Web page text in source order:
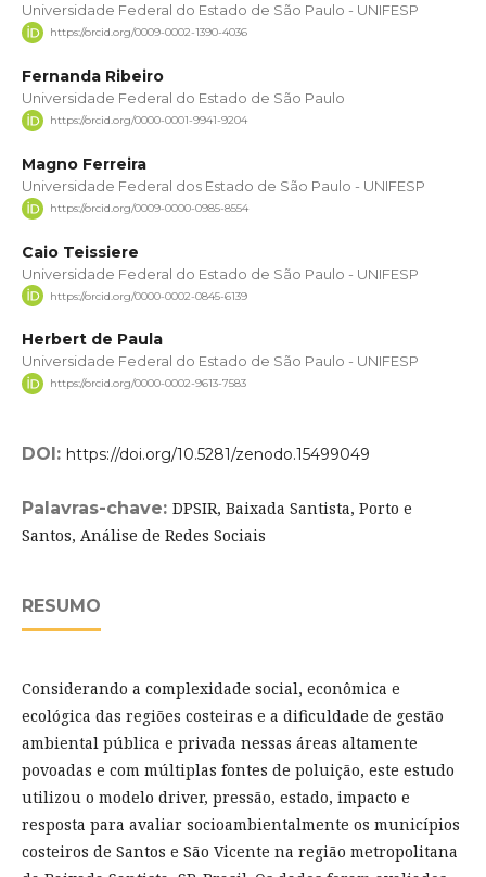
Universidade Federal do Estado de São Paulo - UNIFESP
https://orcid.org/0009-0002-1390-4036
Fernanda Ribeiro
Universidade Federal do Estado de São Paulo
https://orcid.org/0000-0001-9941-9204
Magno Ferreira
Universidade Federal dos Estado de São Paulo - UNIFESP
https://orcid.org/0009-0000-0985-8554
Caio Teissiere
Universidade Federal do Estado de São Paulo - UNIFESP
https://orcid.org/0000-0002-0845-6139
Herbert de Paula
Universidade Federal do Estado de São Paulo - UNIFESP
https://orcid.org/0000-0002-9613-7583
DOI: https://doi.org/10.5281/zenodo.15499049
Palavras-chave: DPSIR, Baixada Santista, Porto e
Santos, Análise de Redes Sociais
RESUMO
Considerando a complexidade social, econômica e
ecológica das regiões costeiras e a dificuldade de gestão
ambiental pública e privada nessas áreas altamente
povoadas e com múltiplas fontes de poluição, este estudo
utilizou o modelo driver, pressão, estado, impacto e
resposta para avaliar socioambientalmente os municípios
costeiros de Santos e São Vicente na região metropolitana